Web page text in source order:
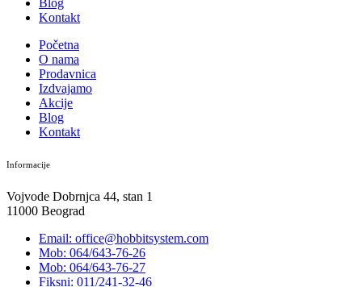
Kontakt
Početna
O nama
Prodavnica
Izdvajamo
Akcije
Blog
Kontakt
Informacije
Vojvode Dobrnjca 44, stan 1
11000 Beograd
Email: office@hobbitsystem.com
Mob: 064/643-76-26
Mob: 064/643-76-27
Fiksni: 011/241-32-46